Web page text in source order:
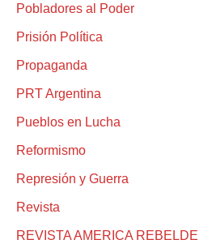
Pobladores al Poder
Prisión Política
Propaganda
PRT Argentina
Pueblos en Lucha
Reformismo
Represión y Guerra
Revista
REVISTA AMERICA REBELDE